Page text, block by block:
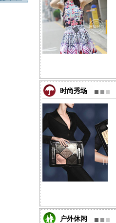
时尚秀场
户外休闲